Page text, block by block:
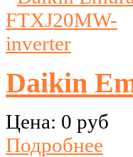
Daikin
Цена: 0 руб
Подробнее